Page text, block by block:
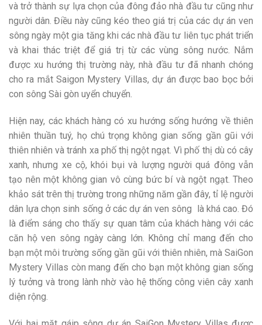
và trở thành sự lựa chọn của đông đảo nhà đầu tư cũng như
người dân. Điều này cũng kéo theo giá trị của các dự án ven
sông ngày một gia tăng khi các nhà đầu tư liên tục phát triển
và khai thác triệt để giá trị từ các vùng sông nước. Nắm
được xu hướng thị trường này, nhà đầu tư đã nhanh chóng
cho ra mắt Saigon Mystery Villas, dự án được bao bọc bởi
con sông Sài gòn uyển chuyển.
Hiện nay, các khách hàng có xu hướng sống hướng về thiên
nhiên thuần tuý, họ chú trọng không gian sống gần gũi với
thiên nhiên và tránh xa phố thị ngột ngạt. Vì phố thị dù có cây
xanh, nhưng xe cộ, khói bụi và lượng người quá đông vẫn
tạo nên một không gian vô cùng bức bí và ngột ngạt. Theo
khảo sát trên thị trường trong những năm gần đây, tỉ lệ người
dân lựa chọn sinh sống ở các dự án ven sông là khá cao. Đó
là điểm sáng cho thấy sự quan tâm của khách hàng với các
căn hộ ven sông ngày càng lớn. Không chỉ mang đến cho
bạn một môi trường sống gần gũi với thiên nhiên, mà SaiGon
Mystery Villas còn mang đến cho bạn một không gian sống
lý tưởng và trong lành nhờ vào hệ thống công viên cây xanh
diện rộng.